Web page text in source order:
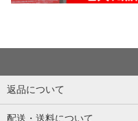
返品について
配送・送料について